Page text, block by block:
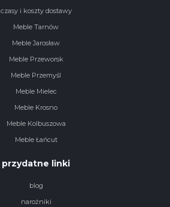
czasy i koszty dostawy
Meble Tarnów
Meble Jarosław
Meble Przeworsk
Meble Przemyśl
Meble Mielec
Meble Krosno
Meble Kolbuszowa
Meble Łańcut
przydatne linki
blog
narożniki